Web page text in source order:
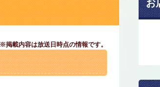
※掲載内容は放送日時点の情報です。
お